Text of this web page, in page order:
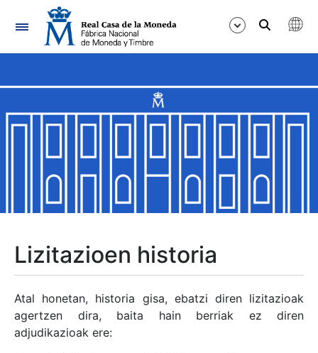
Nabigazioa
Erakutsi/Ezkutatu
Erakutsi/Ezkutatu
Erakutsi/Ezkutatu
Erakutsi/Ezkutatu
Lizitazioen historia
Atal honetan, historia gisa, ebatzi diren lizitazioak
agertzen dira, baita hain berriak ez diren
adjudikazioak ere: